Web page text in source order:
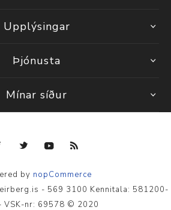
Upplýsingar
Þjónusta
Mínar síður
by nopCommerce
- 569 3100 Kennitala: 581200-
VSK-nr: 69578 © 2020